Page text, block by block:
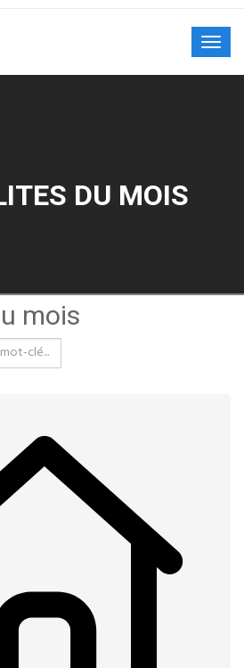
DU MOIS
mois